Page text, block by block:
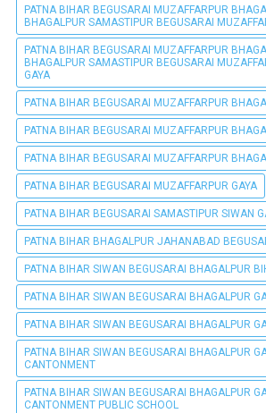
PATNA BIHAR BEGUSARAI MUZAFFARPUR
BHAGALPUR SAMASTIPUR BEGUSARAI
PATNA BIHAR BEGUSARAI MUZAFFARPUR
BHAGALPUR SAMASTIPUR BEGUSARAI
GAYA
PATNA BIHAR BEGUSARAI MUZAFFARPUR
PATNA BIHAR BEGUSARAI MUZAFFARPUR
PATNA BIHAR BEGUSARAI MUZAFFARPUR
PATNA BIHAR BEGUSARAI MUZAFFARPUR GAYA
PATNA BIHAR BEGUSARAI SAMASTIPUR SIWAN
PATNA BIHAR BHAGALPUR JAHANABAD
PATNA BIHAR SIWAN BEGUSARAI BHAGALPUR
PATNA BIHAR SIWAN BEGUSARAI BHAGALPUR
PATNA BIHAR SIWAN BEGUSARAI BHAGALPUR
PATNA BIHAR SIWAN BEGUSARAI BHAGALPUR
CANTONMENT
PATNA BIHAR SIWAN BEGUSARAI BHAGALPUR
CANTONMENT PUBLIC SCHOOL